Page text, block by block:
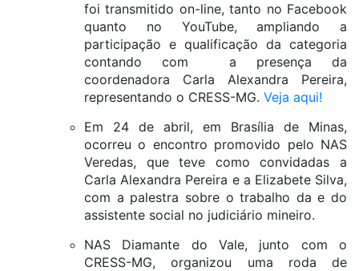
foi transmitido on-line, tanto no Facebook
quanto no YouTube, ampliando a
participação e qualificação da categoria
contando com a presença da
coordenadora Carla Alexandra Pereira,
representando o CRESS-MG. Veja aqui!
Em 24 de abril, em Brasília de Minas,
ocorreu o encontro promovido pelo NAS
Veredas, que teve como convidadas a
Carla Alexandra Pereira e a Elizabete Silva,
com a palestra sobre o trabalho da e do
assistente social no judiciário mineiro.
NAS Diamante do Vale, junto com o
CRESS-MG, organizou uma roda de